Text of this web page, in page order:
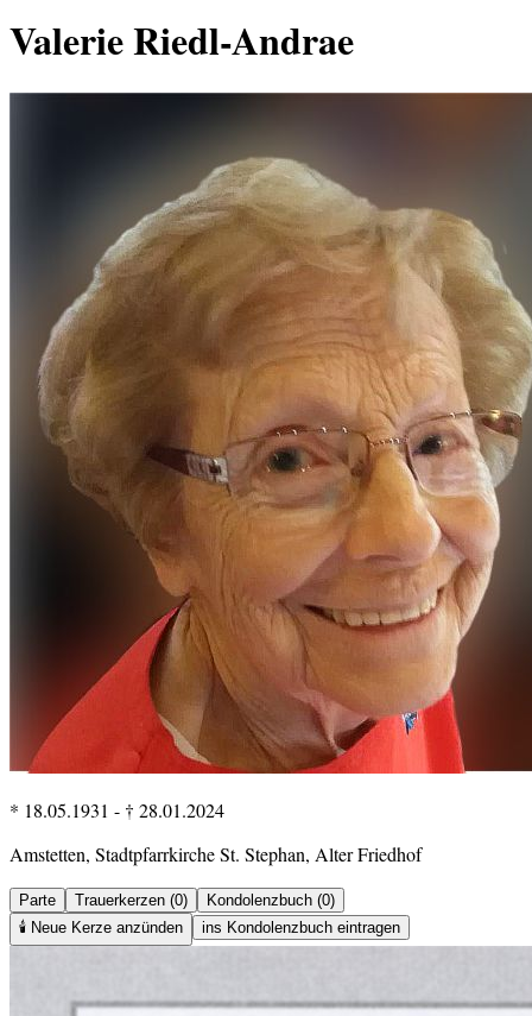
Valerie Riedl-Andrae
* 18.05.1931 - † 28.01.2024
Amstetten, Stadtpfarrkirche St. Stephan, Alter Friedhof
Parte Trauerkerzen (0)
Kondolenzbuch (0)
🕯️ Neue Kerze anzünden ins Kondolenzbuch eintragen